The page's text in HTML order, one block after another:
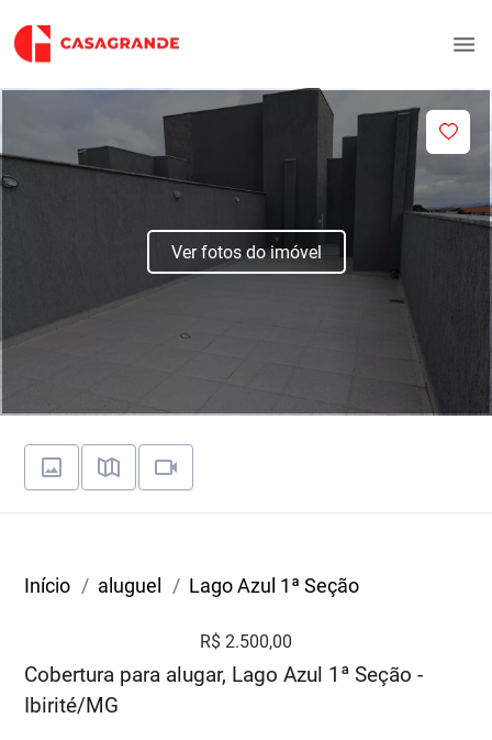
Ver fotos do imóvel
Início aluguel Lago Azul 1ª Seção
R$ 2.500,00
Cobertura para alugar, Lago Azul 1ª Seção -
Ibirité/MG